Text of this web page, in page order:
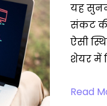
यह
संकट
ऐसी
शेयर में
Share
Read